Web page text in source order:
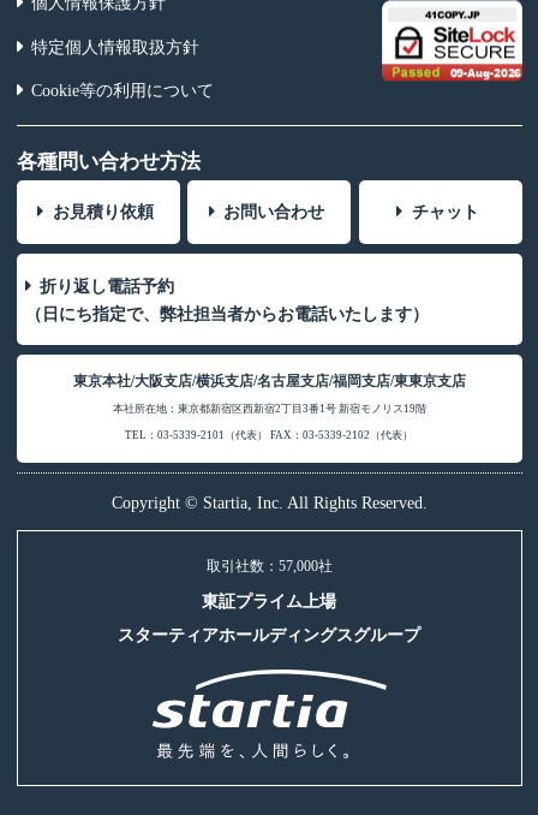
特定個人情報取扱方針
Cookie等の利用について
各種問い合わせ方法
お見積り依頼 お問い合わせ チャット
折り返し電話予約
（日にち指定で、弊社担当者からお電話いたします）
東京本社/大阪支店/横浜支店/名古屋支店/福岡支店/東東京支店
本社所在地：東京都新宿区西新宿2丁目3番1号 新宿モノリス19階
TEL：03-5339-2101（代表） FAX：03-5339-2102（代表）
Copyright © Startia, Inc. All Rights Reserved.
取引社数：57,000社
東証プライム上場
スターティアホールディングスグループ